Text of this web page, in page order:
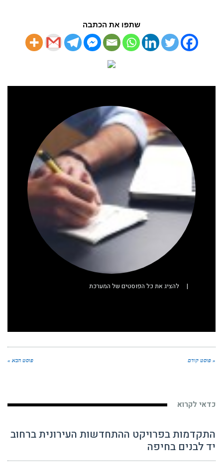
שתפו את הכתבה
| להציג את כל הפוסטים של המערכת
« פוסט קודם פוסט הבא »
כדאי לקרוא
התקדמות בפרויקט ההתחדשות העירונית ברחוב
יד לבנים בחיפה